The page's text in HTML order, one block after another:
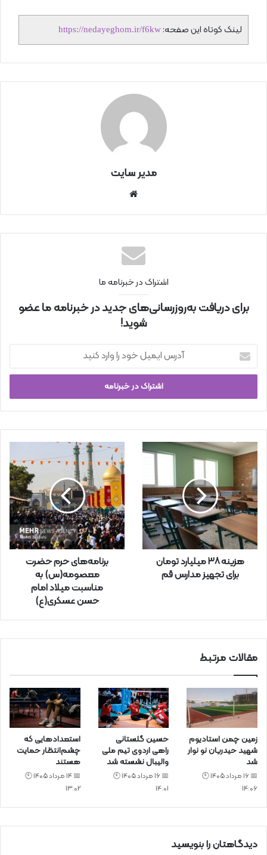
لینک کوتاه این صفحه: https://nedayeghom.ir/f6kw
مدیر سایت
نتی
اشتراک در خبرنامه ما
برای دریافت به‌روزرسانی‌های جدید در خبرنامه ما عضو
شوید!
ر
ا
ی
ل
د
ر
ا
ا
ر
هزینه ۳۸ میلیارد تومان
برای تجهیز مدارس قم
برنامه‌های حرم حضرت
معصومه(س) به
مناسبت میلاد امام
حسن عسکری(ع)
مقالات مرتبط
زمین چمن استادیوم
شهید حیدریان نو نوار
شد
📅 16 مرداد 1405 🕙
14:06
حسین گلستانی
راهی اردوی تیم ملی
والیبال نشسته شد
📅 16 مرداد 1405 🕙
14:01
استعدادهایی که
چشم‌انتظار حمایت
هستند
📅 14 مرداد 1405 🕙
13:02
دیدگاهتان را بنویسید